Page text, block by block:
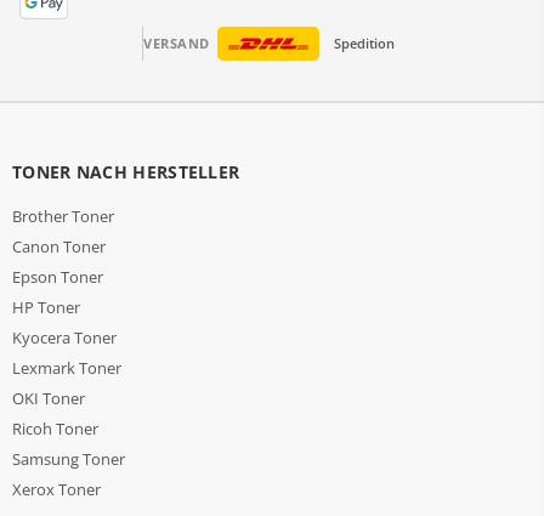
VERSAND Spedition
TONER NACH HERSTELLER
Brother Toner
Canon Toner
Epson Toner
HP Toner
Kyocera Toner
Lexmark Toner
OKI Toner
Ricoh Toner
Samsung Toner
Xerox Toner